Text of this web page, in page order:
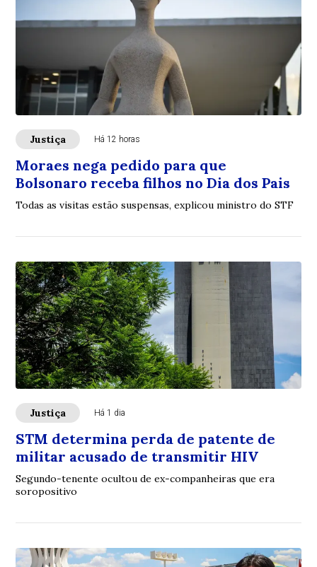
Justiça Há 12 horas
Moraes nega pedido para que
Bolsonaro receba filhos no Dia dos Pais
Todas as visitas estão suspensas, explicou ministro do STF
Justiça Há 1 dia
STM determina perda de patente de
militar acusado de transmitir HIV
Segundo-tenente ocultou de ex-companheiras que era
soropositivo